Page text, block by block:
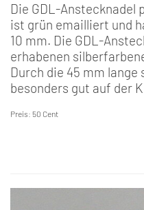
Die GDL-Anstecknadel
ist grün emailliert und
10 mm. Die GDL-
erhabenen
Durch die 45 mm
besonders gut auf der
Preis: 50 Cent